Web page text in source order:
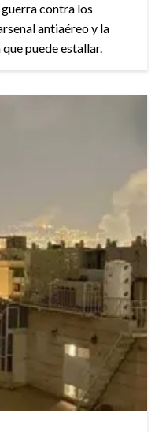
contra los
antiaéreo y la
puede estallar.